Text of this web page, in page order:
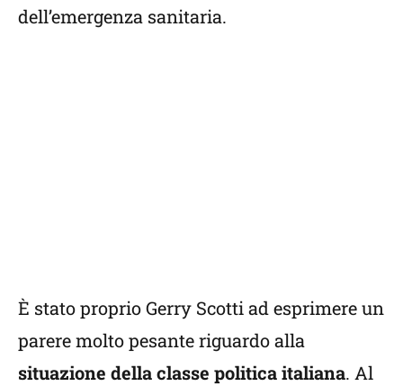
dell’emergenza sanitaria.
È stato proprio Gerry Scotti ad esprimere un
parere molto pesante riguardo alla
situazione della classe politica italiana. Al